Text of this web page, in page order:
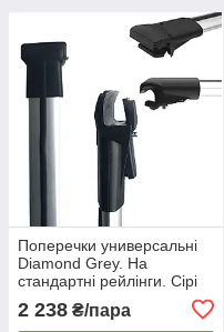
Поперечки универсальні
Diamond Grey. На
стандартні рейлінги. Сірі
2 238 ₴/пара